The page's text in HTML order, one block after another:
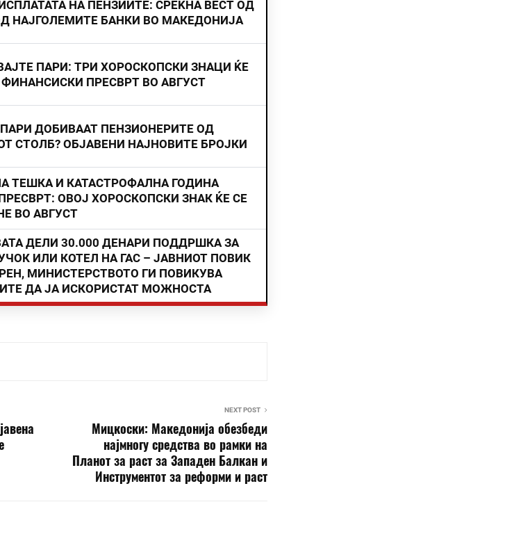
НА ПЕНЗИИТЕ: СРЕЌНА ВЕСТ ОД
НАЈГОЛЕМИТЕ БАНКИ ВО МАКЕДОНИЈА
ПАРИ: ТРИ ХОРОСКОПСКИ ЗНАЦИ ЌЕ
ПРЕСВРТ ВО АВГУСТ
ДОБИВААТ ПЕНЗИОНЕРИТЕ ОД
СТОЛБ? ОБЈАВЕНИ НАЈНОВИТЕ БРОЈКИ
ТЕШКА И КАТАСТРОФАЛНА ГОДИНА
ОВОЈ ХОРОСКОПСКИ ЗНАК ЌЕ СЕ
ВО АВГУСТ
ДЕЛИ 30.000 ДЕНАРИ ПОДДРШКА ЗА
ИЛИ КОТЕЛ НА ГАС – ЈАВНИОТ ПОВИК
МИНИСТЕРСТВОТО ГИ ПОВИКУВА
ДА ЈА ИСКОРИСТАТ МОЖНОСТА
NEXT POST
Мицкоски: Македонија обезбеди
најмногу средства во рамки на
Планот за раст за Западен Балкан и
Инструментот за реформи и раст